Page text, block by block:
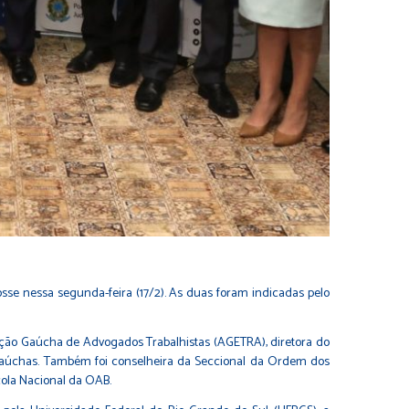
nessa segunda-feira (17/2). As duas foram indicadas pelo
Gaúcha de Advogados Trabalhistas (AGETRA), diretora do
Também foi conselheira da Seccional da Ordem dos
Nacional da OAB.